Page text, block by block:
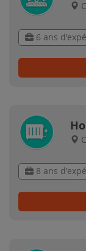
6 ans
8 ans